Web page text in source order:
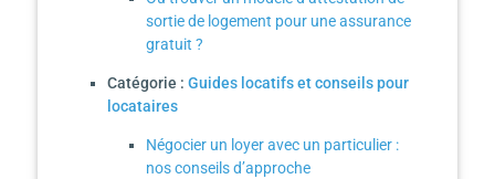
sortie de logement pour une assurance
gratuit ?
Catégorie : Guides locatifs et conseils pour
locataires
Négocier un loyer avec un particulier :
nos conseils d’approche